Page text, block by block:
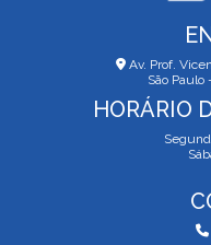
Av. Prof.
São Paulo
HORÁRIO